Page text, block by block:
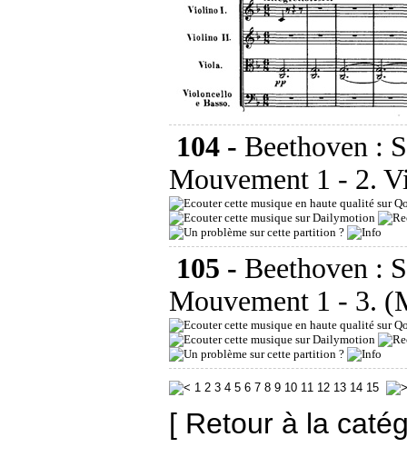
104 - Beethoven :
Mouvement 1 - 2.
105 - Beethoven :
Mouvement 1 - 3.
1 2 3 4 5 6 7 8 9 10 11 12 13 14 15
[ Retour à la